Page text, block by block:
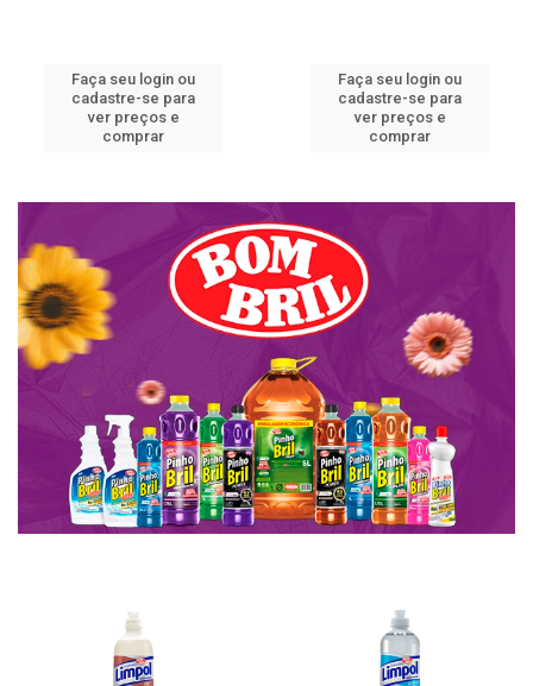
Faça seu login ou
cadastre-se para
ver preços e
comprar
Faça seu login ou
cadastre-se para
ver preços e
comprar